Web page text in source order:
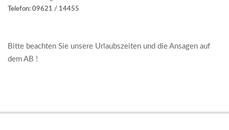
Telefon: 09621 / 14455
Bitte beachten Sie unsere Urlaubszeiten und die Ansagen auf
dem AB !